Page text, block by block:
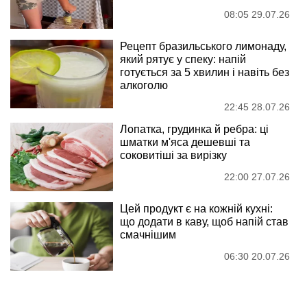
08:05 29.07.26
Рецепт бразильського лимонаду,
який рятує у спеку: напій
готується за 5 хвилин і навіть без
алкоголю
22:45 28.07.26
Лопатка, грудинка й ребра: ці
шматки м'яса дешевші та
соковитіші за вирізку
22:00 27.07.26
Цей продукт є на кожній кухні:
що додати в каву, щоб напій став
смачнішим
06:30 20.07.26